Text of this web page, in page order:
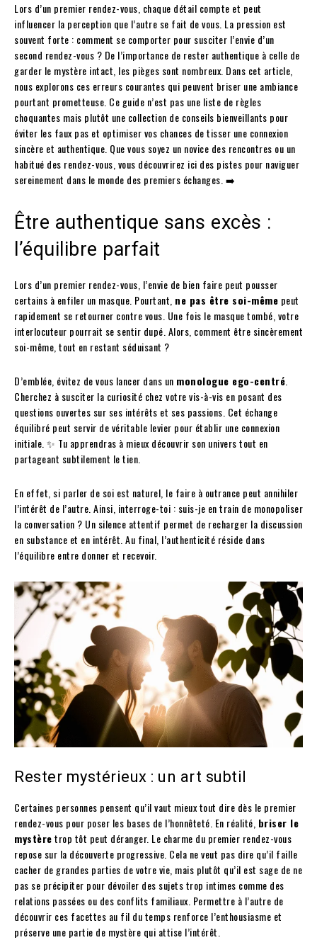
Lors d’un premier rendez-vous, chaque détail compte et peut
influencer la perception que l’autre se fait de vous. La pression est
souvent forte : comment se comporter pour susciter l’envie d’un
second rendez-vous ? De l’importance de rester authentique à celle de
garder le mystère intact, les pièges sont nombreux. Dans cet article,
nous explorons ces erreurs courantes qui peuvent briser une ambiance
pourtant prometteuse. Ce guide n’est pas une liste de règles
choquantes mais plutôt une collection de conseils bienveillants pour
éviter les faux pas et optimiser vos chances de tisser une connexion
sincère et authentique. Que vous soyez un novice des rencontres ou un
habitué des rendez-vous, vous découvrirez ici des pistes pour naviguer
sereinement dans le monde des premiers échanges. ➡️
Être authentique sans excès :
l’équilibre parfait
Lors d’un premier rendez-vous, l’envie de bien faire peut pousser
certains à enfiler un masque. Pourtant, ne pas être soi-même peut
rapidement se retourner contre vous. Une fois le masque tombé, votre
interlocuteur pourrait se sentir dupé. Alors, comment être sincèrement
soi-même, tout en restant séduisant ?
D’emblée, évitez de vous lancer dans un monologue ego-centré.
Cherchez à susciter la curiosité chez votre vis-à-vis en posant des
questions ouvertes sur ses intérêts et ses passions. Cet échange
équilibré peut servir de véritable levier pour établir une connexion
initiale. ✨ Tu apprendras à mieux découvrir son univers tout en
partageant subtilement le tien.
En effet, si parler de soi est naturel, le faire à outrance peut annihiler
l’intérêt de l’autre. Ainsi, interroge-toi : suis-je en train de monopoliser
la conversation ? Un silence attentif permet de recharger la discussion
en substance et en intérêt. Au final, l’authenticité réside dans
l’équilibre entre donner et recevoir.
Rester mystérieux : un art subtil
Certaines personnes pensent qu’il vaut mieux tout dire dès le premier
rendez-vous pour poser les bases de l’honnêteté. En réalité, briser le
mystèretrop tôt peut déranger. Le charme du premier rendez-vous
repose sur la découverte progressive. Cela ne veut pas dire qu’il faille
cacher de grandes parties de votre vie, mais plutôt qu’il est sage de ne
pas se précipiter pour dévoiler des sujets trop intimes comme des
relations passées ou des conflits familiaux. Permettre à l’autre de
découvrir ces facettes au fil du temps renforce l’enthousiasme et
préserve une partie de mystère qui attise l’intérêt.